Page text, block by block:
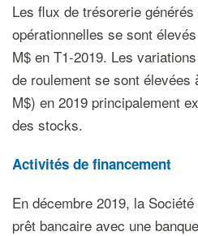
Les flux de trésorerie
opérationnelles se sont
M$ en T1-2019. Les
de roulement se sont élevées
M$) en 2019 principalement
des stocks.
Activités de financement
En décembre 2019, la
prêt bancaire avec une